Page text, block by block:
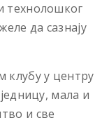
технолошког
да сазнају
клубу у центру
мала и
и све